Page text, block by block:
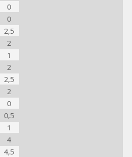
0
0
2,5
2
1
2
2,5
2
0
0,5
1
4
4,5